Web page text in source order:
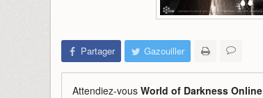
Partager Gazouiller
Attendiez-vous World of Darkness Online